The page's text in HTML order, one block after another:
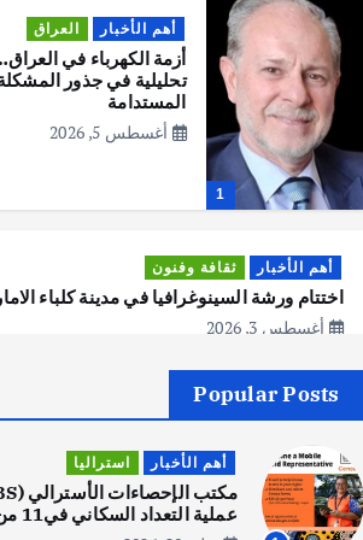
1
أهم الأخبار العراق
أزمة الكهرباء في
تحليلية في جذور
المستدامة
أغسطس 5, 2026
أهم الأخبار ثقافة وفنون
اختتام ورشة السينوغرافيا في مدينة كلباء
أغسطس 3, 2026
أهم الأخبار جاليات
قصة نجاح العراقي عمر
اصبح بطلاً لأستراليا
الاجسام
يوليو 30, 2026
Popular Posts
أهم الأخبار استراليا
عملية التعداد السكاني في11 من الشهر المقبل